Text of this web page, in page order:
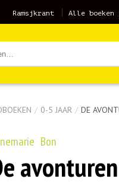
Ramsjkrant Alle boeken
/ 0-5 JAAR / DE
Bon